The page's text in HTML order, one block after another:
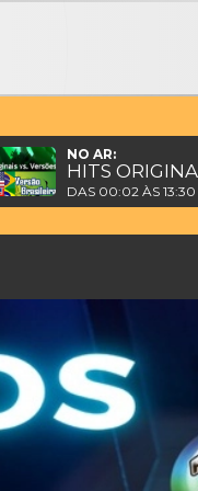
NO AR:
DAS 00:02 ÀS 13:30